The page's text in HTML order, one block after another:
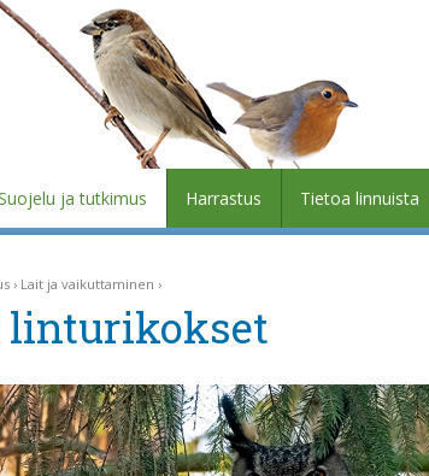
ja tutkimus Harrastus Tietoa linnuista
Lait ja vaikuttaminen
linturikokset